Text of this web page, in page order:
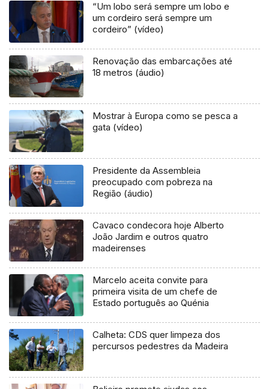
“Um lobo será sempre um lobo e
um cordeiro será sempre um
cordeiro” (vídeo)
Renovação das embarcações até
18 metros (áudio)
Mostrar à Europa como se pesca a
gata (vídeo)
Presidente da Assembleia
preocupado com pobreza na
Região (áudio)
Cavaco condecora hoje Alberto
João Jardim e outros quatro
madeirenses
Marcelo aceita convite para
primeira visita de um chefe de
Estado português ao Quénia
Calheta: CDS quer limpeza dos
percursos pedestres da Madeira